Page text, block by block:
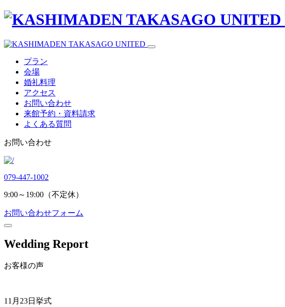
プラン
会場
婚礼料理
アクセス
お問い合わせ
来館予約・資料請求
よくある質問
お問い合わせ
079-447-1002
9:00～19:00（不定休）
お問い合わせフォーム
Wedding Report
お客様の声
11月23日挙式